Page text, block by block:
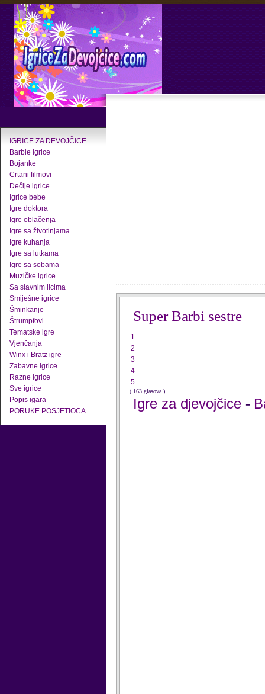
IGRICE ZA DEVOJČICE
Barbie igrice
Bojanke
Crtani filmovi
Dečije igrice
Igrice bebe
Igre doktora
Igre oblačenja
Igre sa životinjama
Igre kuhanja
Igre sa lutkama
Igre sa sobama
Muzičke igrice
Sa slavnim licima
Smiješne igrice
Šminkanje
Štrumpfovi
Tematske igre
Vjenčanja
Winx i Bratz igre
Zabavne igrice
Razne igrice
Sve igrice
Popis igara
PORUKE POSJETIOCA
Super Barbi sestre
1
2
3
4
5
( 163 glasova )
Igre za djevojčice -